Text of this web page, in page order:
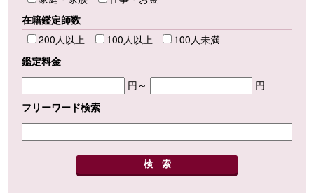
在籍鑑定師数
200人以上
100人以上
100人未満
鑑定料金
円～
円
フリーワード検索